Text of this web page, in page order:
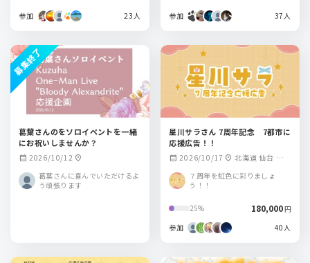
参加 23人 参加 37人
葛葉さんのをソロイベントを一緒
にお祝いしませんか？
calendar_month 2026/10/12 location_on
葛葉さんに喜んでいただけるよ
う頑張ります
募集終了
星川サラさん 7周年記念 7都市に
応援広告！！
calendar_month 2026/10/17 location_on 北海道 仙台 東京
名古屋 大阪 広島 福
岡
７周年を虹色に彩りましょ
う！！
25% 180,000円
参加
40人